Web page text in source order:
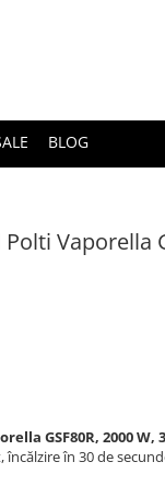
BLOG
Vaporella
GSF80R, 2000 W,
în 30 de